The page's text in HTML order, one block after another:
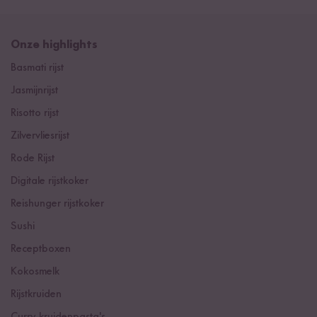
Onze highlights
Basmati rijst
Jasmijnrijst
Risotto rijst
Zilvervliesrijst
Rode Rijst
Digitale rijstkoker
Reishunger rijstkoker
Sushi
Receptboxen
Kokosmelk
Rijstkruiden